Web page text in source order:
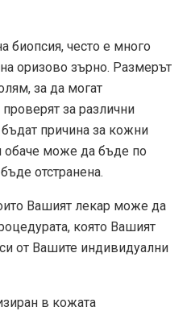
биопсия, често е много
оризово зърно. Размерът
за да могат
за различни
причина за кожни
обаче може да бъде по
отстранена.
Вашият лекар може да
която Вашият
от Вашите индивидуални
в кожата